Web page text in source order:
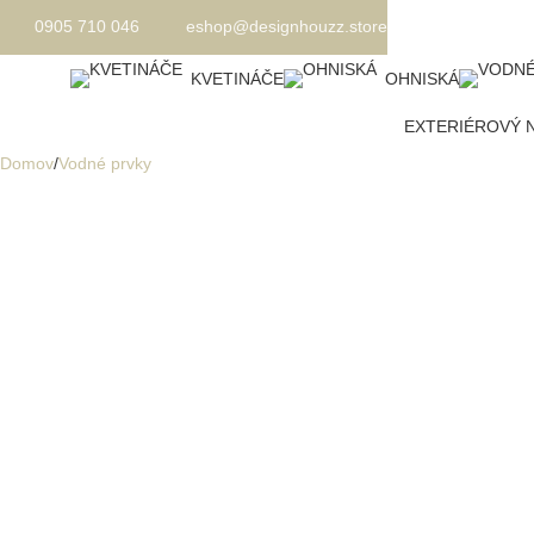
KVETINÁČE OHNISKÁ
EXTERIÉROVÝ
Domov Vodné prvky
0905 710 046 eshop@designhouzz.store